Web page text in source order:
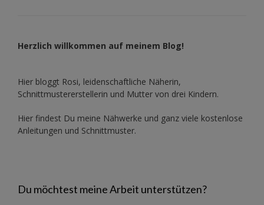
Herzlich willkommen auf meinem Blog!
Hier bloggt Rosi, leidenschaftliche Näherin,
Schnittmustererstellerin und Mutter von drei Kindern.
Hier findest Du meine Nähwerke und ganz viele kostenlose
Anleitungen und Schnittmuster.
Du möchtest meine Arbeit unterstützen?